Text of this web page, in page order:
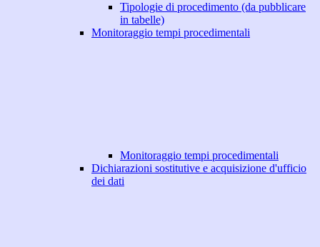
Tipologie di procedimento (da pubblicare
in tabelle)
Monitoraggio tempi procedimentali
Monitoraggio tempi procedimentali
Dichiarazioni sostitutive e acquisizione d'ufficio
dei dati